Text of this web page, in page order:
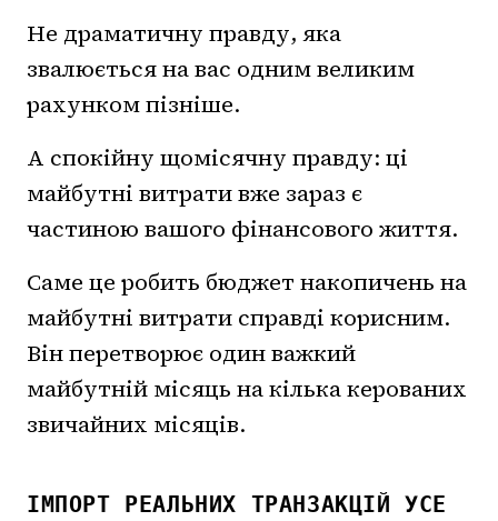
Не драматичну правду, яка
звалюється на вас одним великим
рахунком пізніше.
А спокійну щомісячну правду: ці
майбутні витрати вже зараз є
частиною вашого фінансового життя.
Саме це робить бюджет накопичень на
майбутні витрати справді корисним.
Він перетворює один важкий
майбутній місяць на кілька керованих
звичайних місяців.
ІМПОРТ РЕАЛЬНИХ ТРАНЗАКЦІЙ УСЕ